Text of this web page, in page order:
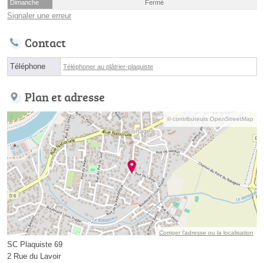
Dimanche
Fermé
Signaler une erreur
Contact
Téléphone Téléphoner au plâtrier-plaquiste
Plan et adresse
© contributeurs OpenStreetMap
Corriger l’adresse ou la localisation
SC Plaquiste 69
2 Rue du Lavoir